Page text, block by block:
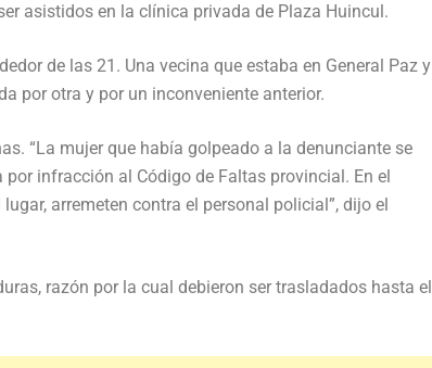
asistidos en la clínica privada de Plaza Huincul.
de las 21. Una vecina que estaba en General Paz y
por otra y por un inconveniente anterior.
“La mujer que había golpeado a la denunciante se
infracción al Código de Faltas provincial. En el
arremeten contra el personal policial”, dijo el
razón por la cual debieron ser trasladados hasta el